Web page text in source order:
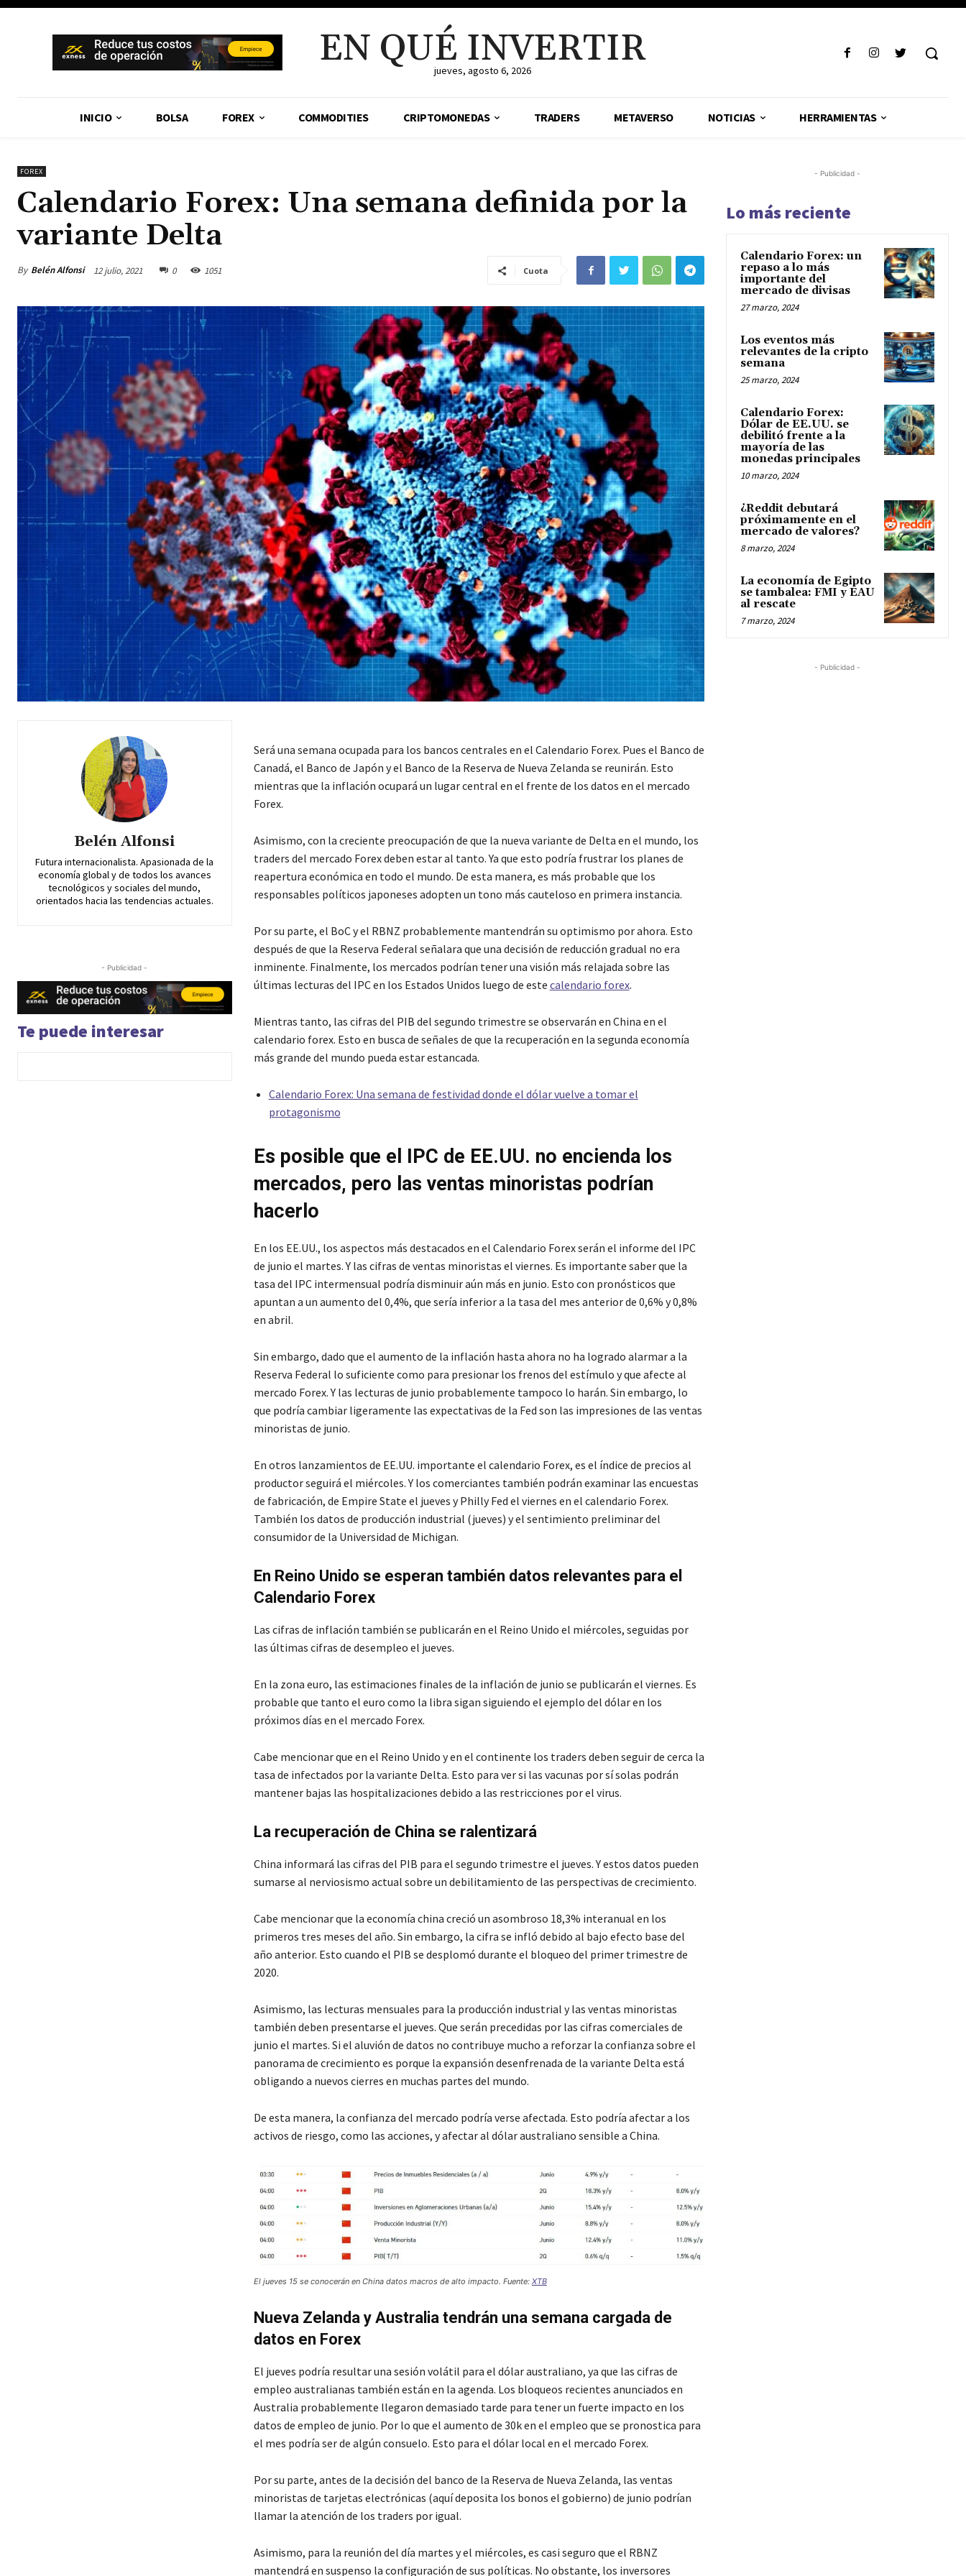
EN QUÉ INVERTIR
jueves, agosto 6, 2026
INICIO BOLSA FOREX COMMODITIES CRIPTOMONEDAS TRADERS METAVERSO NOTICIAS HERRAMIENTAS
FOREX
Calendario Forex: Una semana definida por la
variante Delta
By Belén Alfonsi 12 julio, 2021 0 1051 Cuota
Belén Alfonsi
Futura internacionalista. Apasionada de la
economía global y de todos los avances
tecnológicos y sociales del mundo,
orientados hacia las tendencias actuales.
- Publicidad -
Te puede interesar
Será una semana ocupada para los bancos centrales en el Calendario Forex. Pues el Banco de
Canadá, el Banco de Japón y el Banco de la Reserva de Nueva Zelanda se reunirán. Esto
mientras que la inflación ocupará un lugar central en el frente de los datos en el mercado
Forex.
Asimismo, con la creciente preocupación de que la nueva variante de Delta en el mundo, los
traders del mercado Forex deben estar al tanto. Ya que esto podría frustrar los planes de
reapertura económica en todo el mundo. De esta manera, es más probable que los
responsables políticos japoneses adopten un tono más cauteloso en primera instancia.
Por su parte, el BoC y el RBNZ probablemente mantendrán su optimismo por ahora. Esto
después de que la Reserva Federal señalara que una decisión de reducción gradual no era
inminente. Finalmente, los mercados podrían tener una visión más relajada sobre las
últimas lecturas del IPC en los Estados Unidos luego de este calendario forex.
Mientras tanto, las cifras del PIB del segundo trimestre se observarán en China en el
calendario forex. Esto en busca de señales de que la recuperación en la segunda economía
más grande del mundo pueda estar estancada.
Calendario Forex: Una semana de festividad donde el dólar vuelve a tomar el
protagonismo
Es posible que el IPC de EE.UU. no encienda los
mercados, pero las ventas minoristas podrían
hacerlo
En los EE.UU., los aspectos más destacados en el Calendario Forex serán el informe del IPC
de junio el martes. Y las cifras de ventas minoristas el viernes. Es importante saber que la
tasa del IPC intermensual podría disminuir aún más en junio. Esto con pronósticos que
apuntan a un aumento del 0,4%, que sería inferior a la tasa del mes anterior de 0,6% y 0,8%
en abril.
Sin embargo, dado que el aumento de la inflación hasta ahora no ha logrado alarmar a la
Reserva Federal lo suficiente como para presionar los frenos del estímulo y que afecte al
mercado Forex. Y las lecturas de junio probablemente tampoco lo harán. Sin embargo, lo
que podría cambiar ligeramente las expectativas de la Fed son las impresiones de las ventas
minoristas de junio.
En otros lanzamientos de EE.UU. importante el calendario Forex, es el índice de precios al
productor seguirá el miércoles. Y los comerciantes también podrán examinar las encuestas
de fabricación, de Empire State el jueves y Philly Fed el viernes en el calendario Forex.
También los datos de producción industrial (jueves) y el sentimiento preliminar del
consumidor de la Universidad de Michigan.
En Reino Unido se esperan también datos relevantes para el
Calendario Forex
Las cifras de inflación también se publicarán en el Reino Unido el miércoles, seguidas por
las últimas cifras de desempleo el jueves.
En la zona euro, las estimaciones finales de la inflación de junio se publicarán el viernes. Es
probable que tanto el euro como la libra sigan siguiendo el ejemplo del dólar en los
próximos días en el mercado Forex.
Cabe mencionar que en el Reino Unido y en el continente los traders deben seguir de cerca la
tasa de infectados por la variante Delta. Esto para ver si las vacunas por sí solas podrán
mantener bajas las hospitalizaciones debido a las restricciones por el virus.
La recuperación de China se ralentizará
China informará las cifras del PIB para el segundo trimestre el jueves. Y estos datos pueden
sumarse al nerviosismo actual sobre un debilitamiento de las perspectivas de crecimiento.
Cabe mencionar que la economía china creció un asombroso 18,3% interanual en los
primeros tres meses del año. Sin embargo, la cifra se infló debido al bajo efecto base del
año anterior. Esto cuando el PIB se desplomó durante el bloqueo del primer trimestre de
2020.
Asimismo, las lecturas mensuales para la producción industrial y las ventas minoristas
también deben presentarse el jueves. Que serán precedidas por las cifras comerciales de
junio el martes. Si el aluvión de datos no contribuye mucho a reforzar la confianza sobre el
panorama de crecimiento es porque la expansión desenfrenada de la variante Delta está
obligando a nuevos cierres en muchas partes del mundo.
De esta manera, la confianza del mercado podría verse afectada. Esto podría afectar a los
activos de riesgo, como las acciones, y afectar al dólar australiano sensible a China.
El jueves 15 se conocerán en China datos macros de alto impacto. Fuente: XTB
Nueva Zelanda y Australia tendrán una semana cargada de
datos en Forex
El jueves podría resultar una sesión volátil para el dólar australiano, ya que las cifras de
empleo australianas también están en la agenda. Los bloqueos recientes anunciados en
Australia probablemente llegaron demasiado tarde para tener un fuerte impacto en los
datos de empleo de junio. Por lo que el aumento de 30k en el empleo que se pronostica para
el mes podría ser de algún consuelo. Esto para el dólar local en el mercado Forex.
Por su parte, antes de la decisión del banco de la Reserva de Nueva Zelanda, las ventas
minoristas de tarjetas electrónicas (aquí deposita los bonos el gobierno) de junio podrían
llamar la atención de los traders por igual.
Asimismo, para la reunión del día martes y el miércoles, es casi seguro que el RBNZ
mantendrá en suspenso la configuración de sus políticas. No obstante, los inversores
- Publicidad -
Lo más reciente
Calendario Forex: un
repaso a lo más
importante del
mercado de divisas
27 marzo, 2024
Los eventos más
relevantes de la cripto
semana
25 marzo, 2024
Calendario Forex:
Dólar de EE.UU. se
debilitó frente a la
mayoría de las
monedas principales
10 marzo, 2024
¿Reddit debutará
próximamente en el
mercado de valores?
8 marzo, 2024
La economía de Egipto
se tambalea: FMI y EAU
al rescate
7 marzo, 2024
- Publicidad -